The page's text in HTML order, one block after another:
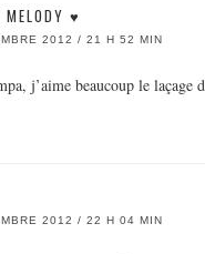
♥
2012 / 21 H 52 MIN
j’aime beaucoup le laçage
2012 / 22 H 04 MIN